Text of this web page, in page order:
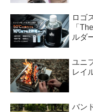
ロゴ
「
ルダ
ユニ
レイ
バン